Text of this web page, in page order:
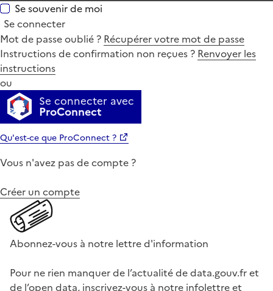
Se souvenir de moi
Se connecter
Mot de passe oublié ? Récupérer votre mot de passe
Instructions de confirmation non reçues ? Renvoyer les
instructions
ou
Se connecter avec
ProConnect
Qu'est-ce que ProConnect ?
Vous n'avez pas de compte ?
Créer un compte
Abonnez-vous à notre lettre d'information
Pour ne rien manquer de l’actualité de data.gouv.fr et
de l’open data, inscrivez-vous à notre infolettre et